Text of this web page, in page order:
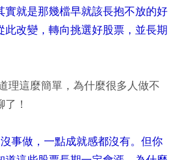
實就是那幾檔早就該長抱不放的好
此改變，轉向挑選好股票，並長期
理這麼簡單，為什麼很多人做不
！
事做，一點成就感都沒有。但你